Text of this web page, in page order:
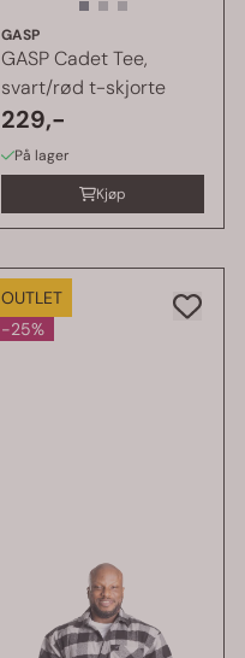
GASP
GASP Cadet Tee,
svart/rød t-skjorte
229,-
På lager
Kjøp
OUTLET
-25%